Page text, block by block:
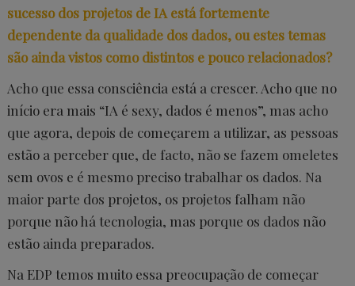
sucesso dos projetos de IA está fortemente
dependente da qualidade dos dados, ou estes temas
são ainda vistos como distintos e pouco relacionados?
Acho que essa consciência está a crescer. Acho que no
início era mais “IA é sexy, dados é menos”, mas acho
que agora, depois de começarem a utilizar, as pessoas
estão a perceber que, de facto, não se fazem omeletes
sem ovos e é mesmo preciso trabalhar os dados. Na
maior parte dos projetos, os projetos falham não
porque não há tecnologia, mas porque os dados não
estão ainda preparados.
Na EDP temos muito essa preocupação de começar